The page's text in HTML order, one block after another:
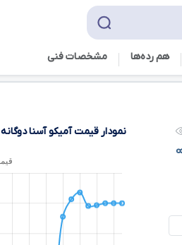
هم رده‌ها‌ مشخصات فنی
نمودار قیمت آمیکو آسنا دوگانه